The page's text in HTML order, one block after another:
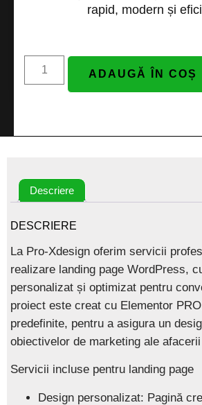
rapid, modern și
ADAUGĂ ÎN COȘ
Descriere
DESCRIERE
La Pro-Xdesign oferim servicii
realizare landing page WordPress,
personalizat și optimizat pentru
proiect este creat cu Elementor PRO
predefinite, pentru a asigura un
obiectivelor de marketing ale
Servicii incluse pentru landing page
Design personalizat: Pagină